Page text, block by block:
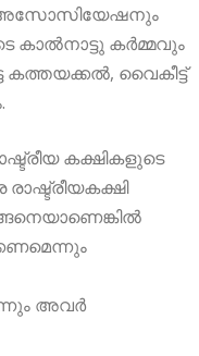
അസോസിയേഷനും
കാൽനാട്ടു കർമ്മവും
വൈകീട്ട്
കക്ഷികളുടെ
അവർ